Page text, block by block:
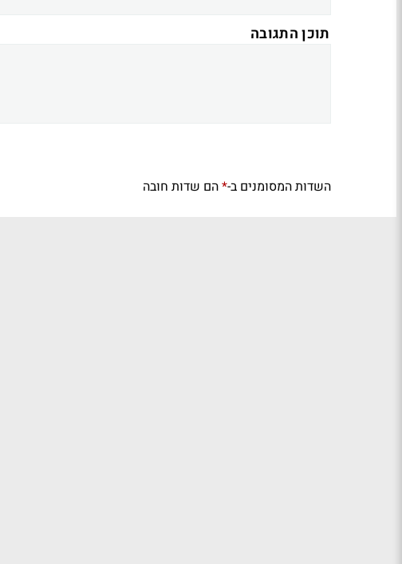
תוכן התגובה
השדות המסומנים ב-*הם שדות חובה